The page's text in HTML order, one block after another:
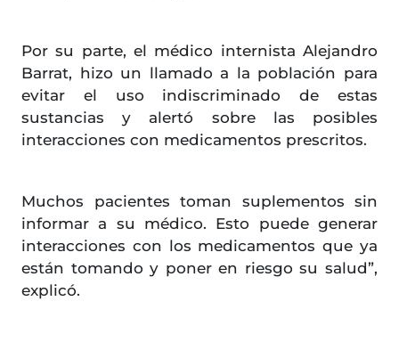
Por su parte, el médico internista Alejandro
Barrat, hizo un llamado a la población para
evitar el uso indiscriminado de estas
sustancias y alertó sobre las posibles
interacciones con medicamentos prescritos.
Muchos pacientes toman suplementos sin
informar a su médico. Esto puede generar
interacciones con los medicamentos que ya
están tomando y poner en riesgo su salud”,
explicó.